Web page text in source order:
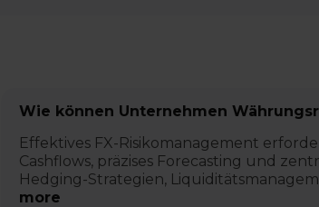
Wie können Unternehmen
Effektives FX-Risikomanagement
Cashflows, präzises Forecasting und
Hedging-Strategien,
more